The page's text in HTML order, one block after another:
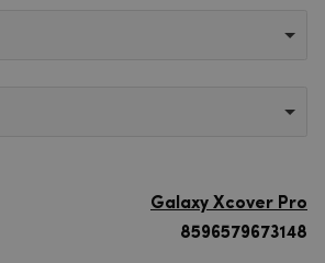
Galaxy Xcover Pro
8596579673148